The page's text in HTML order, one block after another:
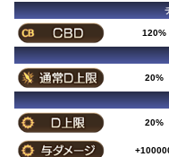
120%
20%
20%